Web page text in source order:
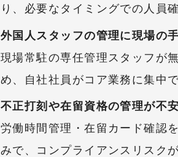
り、必要なタイミングでの人員
外国人スタッフの管理に現場の
現場常駐の専任管理スタッフが
め、自社社員がコア業務に集中
不正打刻や在留資格の管理が不
労働時間管理・在留カード確認
みで、コンプライアンスリスク